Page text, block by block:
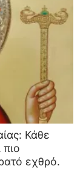
Κ​άθε
εχθρό.